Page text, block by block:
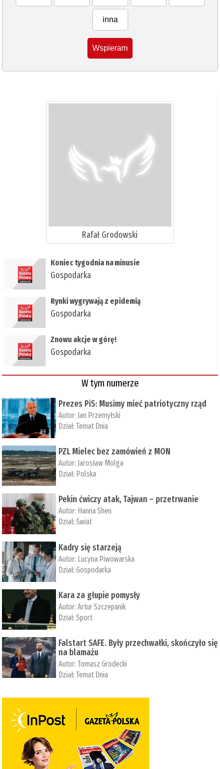
inna
Wspieram
Rafał Grodowski
​Koniec tygodnia na minusie
Gospodarka
​Rynki wygrywają z epidemią
Gospodarka
​Znowu akcje w górę!
Gospodarka
W tym numerze
Prezes PiS: Musimy mieć patriotyczny rząd
Autor: Jan Przemyłski
Dział:Temat Dnia
PZL Mielec bez zamówień z MON
Autor: Jarosław Molga
Dział: Polska
Pekin ćwiczy atak, Tajwan – przetrwanie
Autor: ­Hanna Shen
Dział:Świat
Kadry się starzeją
Autor: Lucyna Piwowarska
Dział:Gospodarka
Kara za głupie pomysły
Autor:Artur Szczepanik
Dział:Sport
Falstart SAFE. Były przechwałki, skończyło się
na blamażu
Autor:Tomasz Grodecki
Dział:Temat Dnia